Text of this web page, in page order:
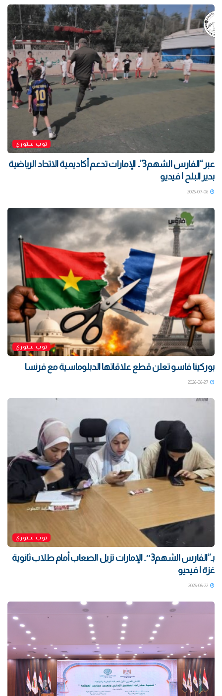
توب ستوري
‏عبر “الفارس الشهم3”.. الإمارات تدعم أكاديمية الاتحاد الرياضية
بدير البلح | فيديو
توب ستوري
بوركينا فاسو تعلن قطع علاقاتها الدبلوماسية مع فرنسا
توب ستوري
بـ”الفارس الشهم3″.. الإمارات تزيل الصعاب أمام طلاب ثانوية
غزة | فيديو